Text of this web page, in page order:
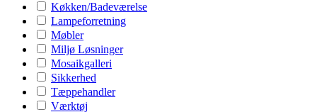
Køkken/Badeværelse
Lampeforretning
Møbler
Miljø Løsninger
Mosaikgalleri
Sikkerhed
Tæppehandler
Værktøj